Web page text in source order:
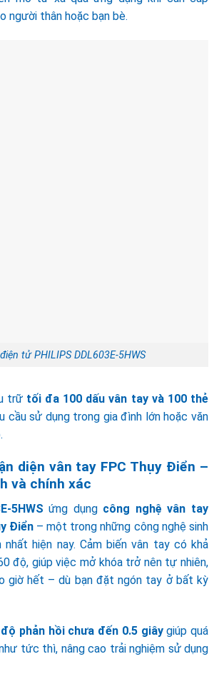
người thân hoặc bạn bè.
tử PHILIPS DDL603E-5HWS
trữ tối đa 100 dấu vân tay và 100 thẻ
cầu sử dụng trong gia đình lớn hoặc văn
diện vân tay FPC Thụy Điển –
và chính xác
5HWS ứng dụng công nghệ vân tay
Điển– một trong những công nghệ sinh
hiện nay. Cảm biến vân tay có khả
độ, giúp việc mở khóa trở nên tự nhiên,
giờ hết – dù bạn đặt ngón tay ở bất kỳ
phản hồi chưa đến 0.5 giâygiúp quá
tức thì, nâng cao trải nghiệm sử dụng